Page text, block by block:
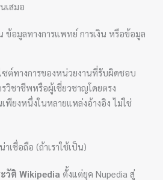
เสมอ
ข้อมูลทางการแพทย์ การเงิน หรือข้อมูล
ซต์ทางการของหน่วยงานที่รับผิดชอบ
วิชาชีพหรือผู้เชี่ยวชาญโดยตรง
เพียงหนึ่งในหลายแหล่งอ้างอิง ไม่ใช่
เชื่อถือ (ถ้าเราใช้เป็น)
วัติ Wikipedia ตั้งแต่ยุค Nupedia สู่